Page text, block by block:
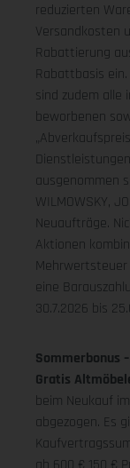
reduzierten
Versandkosten
Rabattierung
Rabattbasis
sind zudem alle
beworbenen
ausgenommen
WILMOWSKY,
Neuaufträge.
Aktionen
eine
30.7.2026 bis
Sommerbonus
Gratis
beim Neukauf
abgezogen. Es